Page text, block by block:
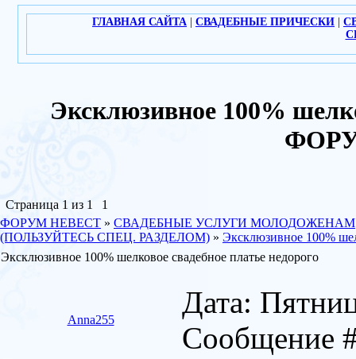
ГЛАВНАЯ САЙТА СВАДЕБНЫЕ ПРИЧЕСКИ
Эксклюзивное 100%
Страница 1 из 1
1
ФОРУМ НЕВЕСТ » СВАДЕБНЫЕ УСЛУГИ МОЛОДОЖЕНАМ
(ПОЛЬЗУЙТЕСЬ СПЕЦ. РАЗДЕЛОМ) » Эксклюзивное 100%
Эксклюзивное 100% шелковое свадебное платье недорого
Anna255
Дата:
Сообщение